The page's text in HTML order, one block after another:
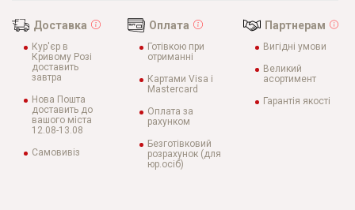
Доставка
Кур'єр в
Кривому Розі
доставить
завтра
Нова Пошта
доставить до
вашого міста
12.08-13.08
Самовивіз
Оплата
Готівкою при
отриманні
Картами Visa і
Mastercard
Оплата за
рахунком
Безготівковий
розрахунок (для
юр.осіб)
Партнерам
Вигідні умови
Великий
асортимент
Гарантія якості